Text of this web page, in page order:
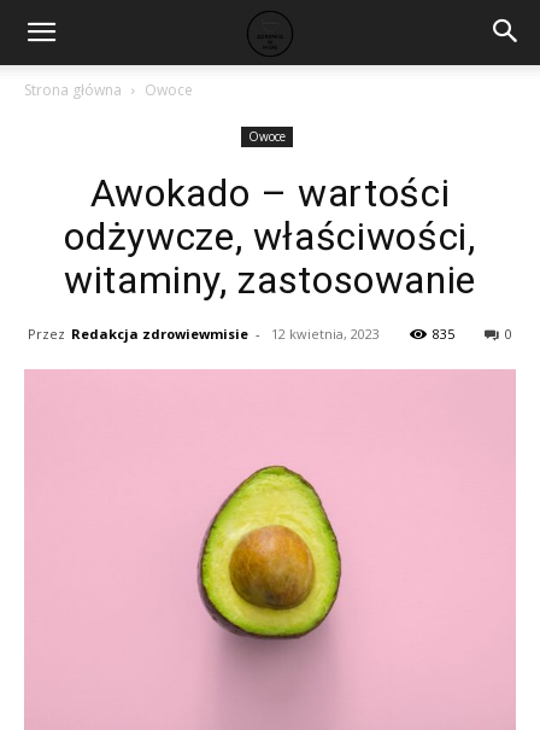
Strona główna Owoce
Owoce
Awokado – wartości
odżywcze, właściwości,
witaminy, zastosowanie
Przez Redakcja zdrowiewmisie - 12 kwietnia, 2023 835 0